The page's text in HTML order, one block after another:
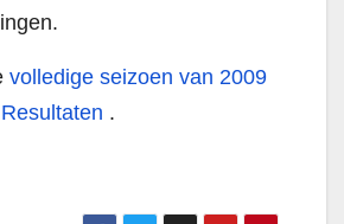
volledige seizoen van 2009
.